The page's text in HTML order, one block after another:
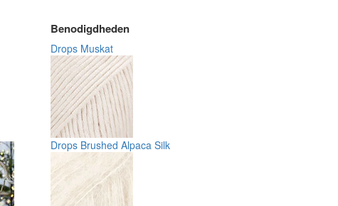
Benodigdheden
Drops Muskat
Drops Brushed Alpaca Silk